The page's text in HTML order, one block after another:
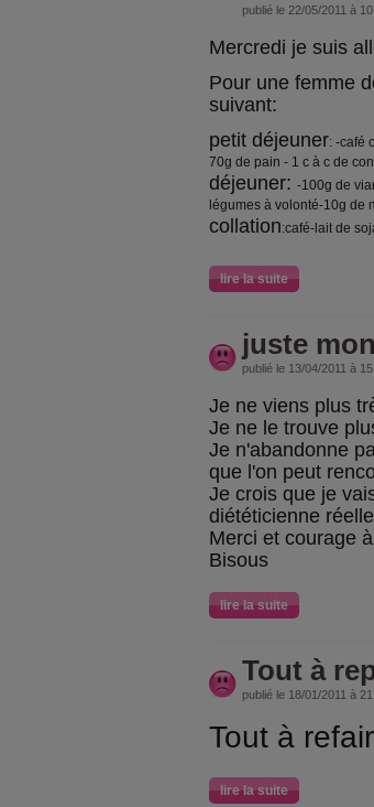
publié le 22/05/2011 à
Mercredi je suis
Pour une femme
suivant:
petit déjeuner: -café
70g de pain - 1 c à c de
déjeuner: -100g de
légumes à volonté-10g de
collation:café-lait de
lire la suite
juste
publié le 13/04/2011 à
Je ne viens plus
Je ne le trouve
Je n'abandonne
que l'on peut
Je crois que je
diététicienne
Merci et courage
Bisous
lire la suite
Tout à
publié le 18/01/2011 à
Tout à
lire la suite